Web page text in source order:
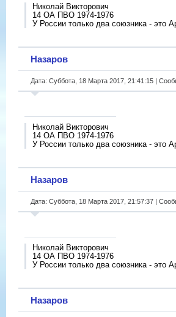
Николай Викторович
14 ОА ПВО 1974-1976
У России только два союзника - это
Назаров
Дата: Суббота, 18 Марта 2017, 21:41:15 |
Николай Викторович
14 ОА ПВО 1974-1976
У России только два союзника - это
Назаров
Дата: Суббота, 18 Марта 2017, 21:57:37 |
Николай Викторович
14 ОА ПВО 1974-1976
У России только два союзника - это
Назаров